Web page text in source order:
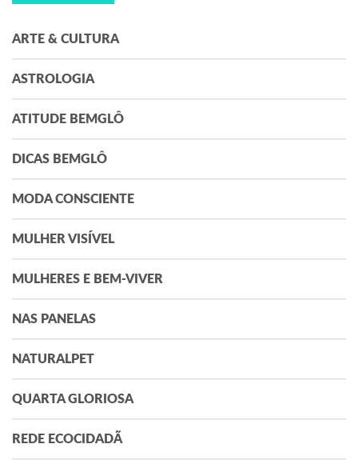
ARTE & CULTURA
ASTROLOGIA
ATITUDE BEMGLÔ
DICAS BEMGLÔ
MODA CONSCIENTE
MULHER VISÍVEL
MULHERES E BEM-VIVER
NAS PANELAS
NATURALPET
QUARTA GLORIOSA
REDE ECOCIDADÃ